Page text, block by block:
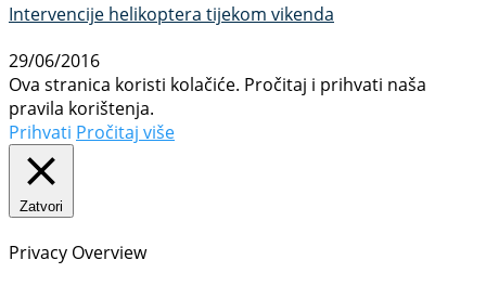
Intervencije helikoptera tijekom vikenda
29/06/2016
Ova stranica koristi kolačiće. Pročitaj i prihvati naša
pravila korištenja.
Prihvati Pročitaj više
Zatvori
Privacy Overview